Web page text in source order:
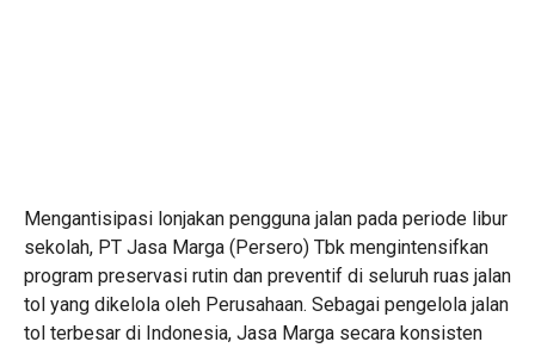
Mengantisipasi lonjakan pengguna jalan pada periode libur
sekolah, PT Jasa Marga (Persero) Tbk mengintensifkan
program preservasi rutin dan preventif di seluruh ruas jalan
tol yang dikelola oleh Perusahaan. Sebagai pengelola jalan
tol terbesar di Indonesia, Jasa Marga secara konsisten